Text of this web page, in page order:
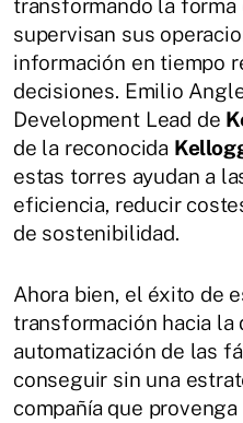
transformando la
supervisan sus
información en tiempo
decisiones. Emilio
Development Lead de
de la reconocida
estas torres ayudan a
eficiencia, reducir
de sostenibilidad.
Ahora bien, el éxito de
transformación hacia la
automatización de las
conseguir sin una
compañía que